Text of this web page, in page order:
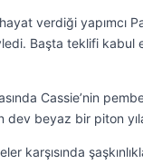
hayat verdiği yapımcı
Başta teklifi kabul
Cassie’nin
beyaz bir piton
karşısında